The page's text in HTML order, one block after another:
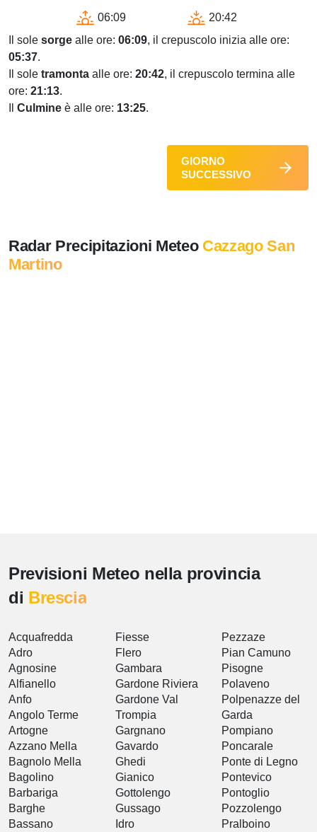
06:09
20:42
Il sole sorge alle ore: 06:09, il crepuscolo inizia alle ore:
05:37.
Il sole tramonta alle ore: 20:42, il crepuscolo termina alle
ore: 21:13.
Culmine è alle ore: 13:25.
GIORNO
SUCCESSIVO
Radar Precipitazioni Meteo Cazzago San
Martino
Previsioni Meteo nella provincia
di Brescia
Acquafredda
Adro
Agnosine
Alfianello
Anfo
Angolo Terme
Artogne
Azzano Mella
Bagnolo Mella
Bagolino
Barbariga
Barghe
Bassano
Fiesse
Flero
Gambara
Gardone Riviera
Gardone Val
Trompia
Gargnano
Gavardo
Ghedi
Gianico
Gottolengo
Gussago
Idro
Pezzaze
Pian Camuno
Pisogne
Polaveno
Polpenazze del
Garda
Pompiano
Poncarale
Ponte di Legno
Pontevico
Pontoglio
Pozzolengo
Pralboino